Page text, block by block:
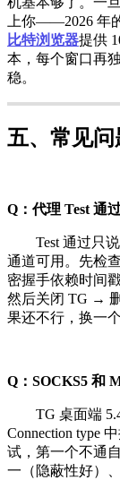
上你——2026 年
比特浏览器提供
本，每个窗口再
稳。
五、常见问
Q：代理 Test 通
Test 通过只说
通道可用。先检
密握手依赖时间
然后关闭 TG →
果还不行，换一
Q：SOCKS5 和
TG 桌面端 5.4
Connection type
试，第一个不通
一（隐蔽性好）